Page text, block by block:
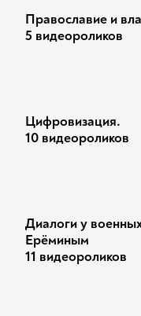
Православие и
5 видеороликов
Цифровизация.
10 видеороликов
Диалоги у
Ерёминым
11 видеороликов